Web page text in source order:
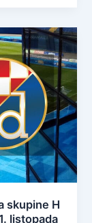
skupine H
listopada